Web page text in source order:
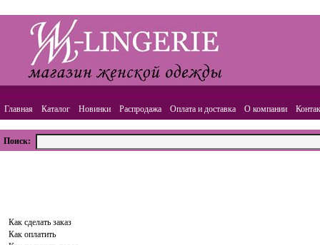
Главная Каталог Новинки Распродажа Оплата и доставка О компании
Поиск:
Как сделать заказ
Как оплатить